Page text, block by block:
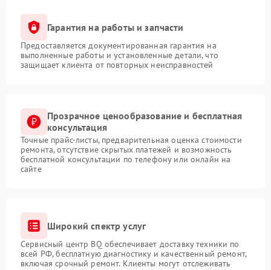
Гарантия на работы и запчасти
Предоставляется документированная гарантия на
выполненные работы и установленные детали, что
защищает клиента от повторных неисправностей
Прозрачное ценообразование и бесплатная
консультация
Точные прайс-листы, предварительная оценка стоимости
ремонта, отсутствие скрытых платежей и возможность
бесплатной консультации по телефону или онлайн на
сайте
Широкий спектр услуг
Сервисный центр BQ обеспечивает доставку техники по
всей РФ, бесплатную диагностику и качественный ремонт,
включая срочный ремонт. Клиенты могут отслеживать